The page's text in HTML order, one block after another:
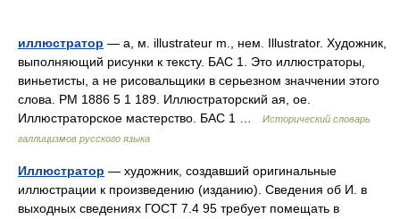
иллюстратор — а, м. illustrateur m., нем. Illustrator. Художник,
выполняющий рисунки к тексту. БАС 1. Это иллюстраторы,
виньетисты, а не рисовальщики в серьезном значчении этого
слова. РМ 1886 5 1 189. Иллюстраторский ая, ое.
Иллюстраторское мастерство. БАС 1 …
Исторический словарь
галлицизмов русского языка
Иллюстратор — художник, создавший оригинальные
иллюстрации к произведению (изданию). Сведения об И. в
выходных сведениях ГОСТ 7.4 95 требует помещать в